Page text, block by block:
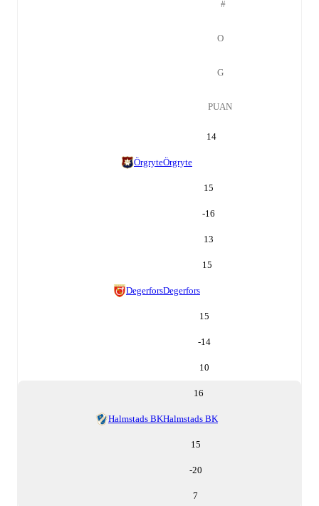
#
O
G
PUAN
14
ÖrgryteÖrgryte
15
-16
13
15
DegerforsDegerfors
15
-14
10
16
Halmstads BKHalmstads BK
15
-20
7